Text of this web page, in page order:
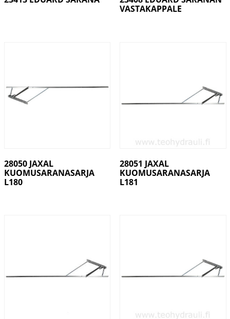
VASTAKAPPALE
28050 JAXAL
KUOMUSARANASARJA
L180
28051 JAXAL
KUOMUSARANASARJA
L181